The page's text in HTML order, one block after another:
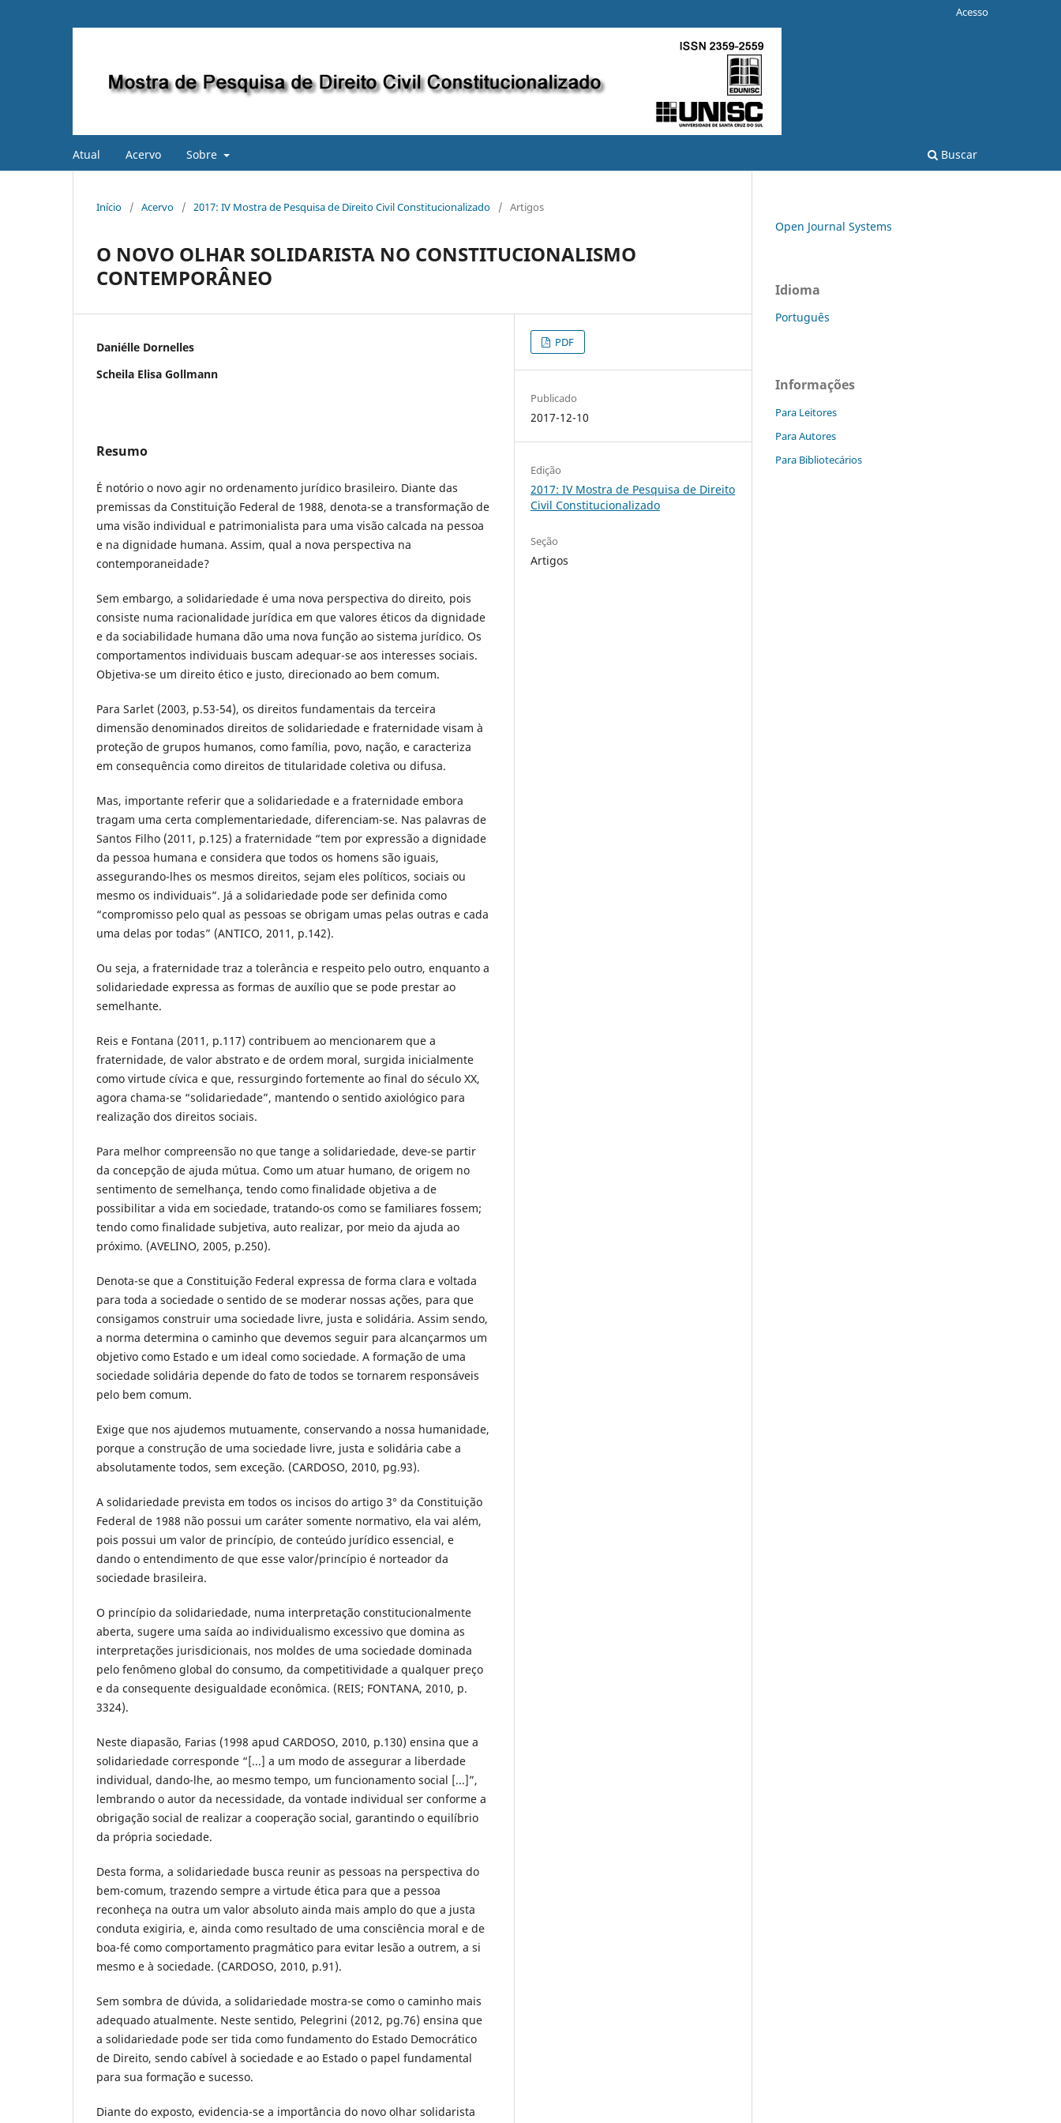
Atual Acervo Sobre Buscar
Acesso
Início / Acervo / 2017: IV Mostra de Pesquisa de Direito Civil Constitucionalizado / Artigos
O NOVO OLHAR SOLIDARISTA NO CONSTITUCIONALISMO
CONTEMPORÂNEO
Daniélle Dornelles
Scheila Elisa Gollmann
Resumo
É notório o novo agir no ordenamento jurídico brasileiro. Diante das
premissas da Constituição Federal de 1988, denota-se a transformação de
uma visão individual e patrimonialista para uma visão calcada na pessoa
e na dignidade humana. Assim, qual a nova perspectiva na
contemporaneidade?
Sem embargo, a solidariedade é uma nova perspectiva do direito, pois
consiste numa racionalidade jurídica em que valores éticos da dignidade
e da sociabilidade humana dão uma nova função ao sistema jurídico. Os
comportamentos individuais buscam adequar-se aos interesses sociais.
Objetiva-se um direito ético e justo, direcionado ao bem comum.
Para Sarlet (2003, p.53-54), os direitos fundamentais da terceira
dimensão denominados direitos de solidariedade e fraternidade visam à
proteção de grupos humanos, como família, povo, nação, e caracteriza
em consequência como direitos de titularidade coletiva ou difusa.
Mas, importante referir que a solidariedade e a fraternidade embora
tragam uma certa complementariedade, diferenciam-se. Nas palavras de
Santos Filho (2011, p.125) a fraternidade “tem por expressão a dignidade
da pessoa humana e considera que todos os homens são iguais,
assegurando-lhes os mesmos direitos, sejam eles políticos, sociais ou
mesmo os individuais”. Já a solidariedade pode ser definida como
“compromisso pelo qual as pessoas se obrigam umas pelas outras e cada
uma delas por todas” (ANTICO, 2011, p.142).
Ou seja, a fraternidade traz a tolerância e respeito pelo outro, enquanto a
solidariedade expressa as formas de auxílio que se pode prestar ao
semelhante.
Reis e Fontana (2011, p.117) contribuem ao mencionarem que a
fraternidade, de valor abstrato e de ordem moral, surgida inicialmente
como virtude cívica e que, ressurgindo fortemente ao final do século XX,
agora chama-se “solidariedade”, mantendo o sentido axiológico para
realização dos direitos sociais.
Para melhor compreensão no que tange a solidariedade, deve-se partir
da concepção de ajuda mútua. Como um atuar humano, de origem no
sentimento de semelhança, tendo como finalidade objetiva a de
possibilitar a vida em sociedade, tratando-os como se familiares fossem;
tendo como finalidade subjetiva, auto realizar, por meio da ajuda ao
próximo. (AVELINO, 2005, p.250).
Denota-se que a Constituição Federal expressa de forma clara e voltada
para toda a sociedade o sentido de se moderar nossas ações, para que
consigamos construir uma sociedade livre, justa e solidária. Assim sendo,
a norma determina o caminho que devemos seguir para alcançarmos um
objetivo como Estado e um ideal como sociedade. A formação de uma
sociedade solidária depende do fato de todos se tornarem responsáveis
pelo bem comum.
Exige que nos ajudemos mutuamente, conservando a nossa humanidade,
porque a construção de uma sociedade livre, justa e solidária cabe a
absolutamente todos, sem exceção. (CARDOSO, 2010, pg.93).
A solidariedade prevista em todos os incisos do artigo 3° da Constituição
Federal de 1988 não possui um caráter somente normativo, ela vai além,
pois possui um valor de princípio, de conteúdo jurídico essencial, e
dando o entendimento de que esse valor/princípio é norteador da
sociedade brasileira.
O princípio da solidariedade, numa interpretação constitucionalmente
aberta, sugere uma saída ao individualismo excessivo que domina as
interpretações jurisdicionais, nos moldes de uma sociedade dominada
pelo fenômeno global do consumo, da competitividade a qualquer preço
e da consequente desigualdade econômica. (REIS; FONTANA, 2010, p.
3324).
Neste diapasão, Farias (1998 apud CARDOSO, 2010, p.130) ensina que a
solidariedade corresponde “[...] a um modo de assegurar a liberdade
individual, dando-lhe, ao mesmo tempo, um funcionamento social [...]”,
lembrando o autor da necessidade, da vontade individual ser conforme a
obrigação social de realizar a cooperação social, garantindo o equilíbrio
da própria sociedade.
Desta forma, a solidariedade busca reunir as pessoas na perspectiva do
bem-comum, trazendo sempre a virtude ética para que a pessoa
reconheça na outra um valor absoluto ainda mais amplo do que a justa
conduta exigiria, e, ainda como resultado de uma consciência moral e de
boa-fé como comportamento pragmático para evitar lesão a outrem, a si
mesmo e à sociedade. (CARDOSO, 2010, p.91).
Sem sombra de dúvida, a solidariedade mostra-se como o caminho mais
adequado atualmente. Neste sentido, Pelegrini (2012, pg.76) ensina que
a solidariedade pode ser tida como fundamento do Estado Democrático
de Direito, sendo cabível à sociedade e ao Estado o papel fundamental
para sua formação e sucesso.
Diante do exposto, evidencia-se a importância do novo olhar solidarista
PDF
Publicado
2017-12-10
Edição
2017: IV Mostra de Pesquisa de Direito
Civil Constitucionalizado
Seção
Artigos
Open Journal Systems
Idioma
Português
Informações
Para Leitores
Para Autores
Para Bibliotecários